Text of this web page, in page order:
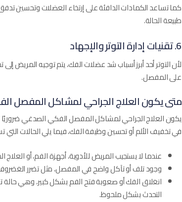
كما تساعد الكمادات الدافئة على إرتخاء العضلات وتحسين تدفق
طبيعة الحالة.
6. تقنيات إدارة التوتر والإجهاد
لأن التوتر أحد أبرز أسباب شد عضلات الفك، يتم توجيه المريض
على المفصل.
متى يكون العلاج الجراحي لمشاكل المفصل
يكون العلاج الجراحي لمشاكل المفصل الفكي الصدغي
في تخفيف الألم أو تحسين وظيفة الفك، فيما يلي الحالات
عندما لا يستجيب المريض للأدوية، أجهزة الفم، أو العلاج
وجود تلف أو تآكل واضح في المفصل، مثل تضرر
انغلاق الفك أو صعوبة فتح الفم بشكل كبير، وهي حالة
التحدث بشكل ملحوظ.